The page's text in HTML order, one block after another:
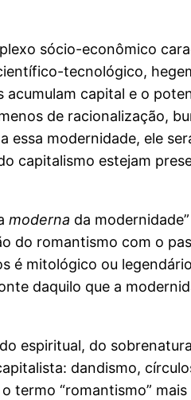
sócio-econômico
tecnológico,
capital e o
de racionalização,
essa modernidade, ele
capitalismo estejam
moderna da
do romantismo com o
é mitológico ou
daquilo que a
espiritual, do
dandismo,
termo “romantismo”